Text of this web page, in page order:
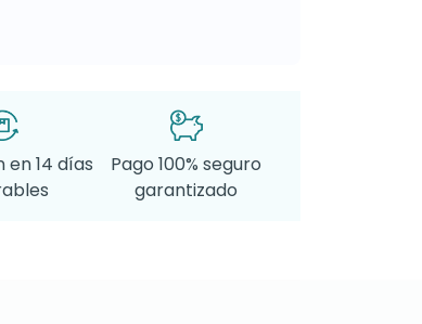
en 14 días
Pago 100% seguro
garantizado